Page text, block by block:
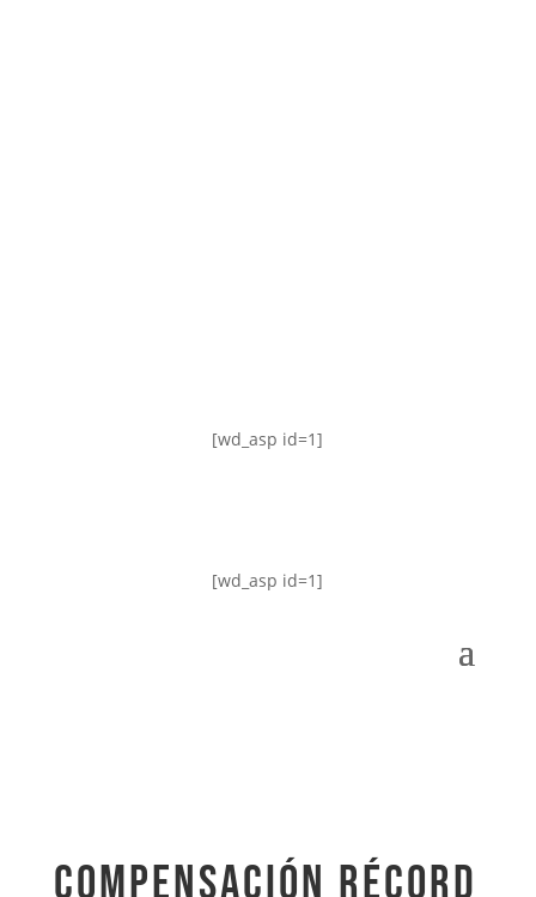
[wd_asp id=1]
[wd_asp id=1]
Compensación Récord